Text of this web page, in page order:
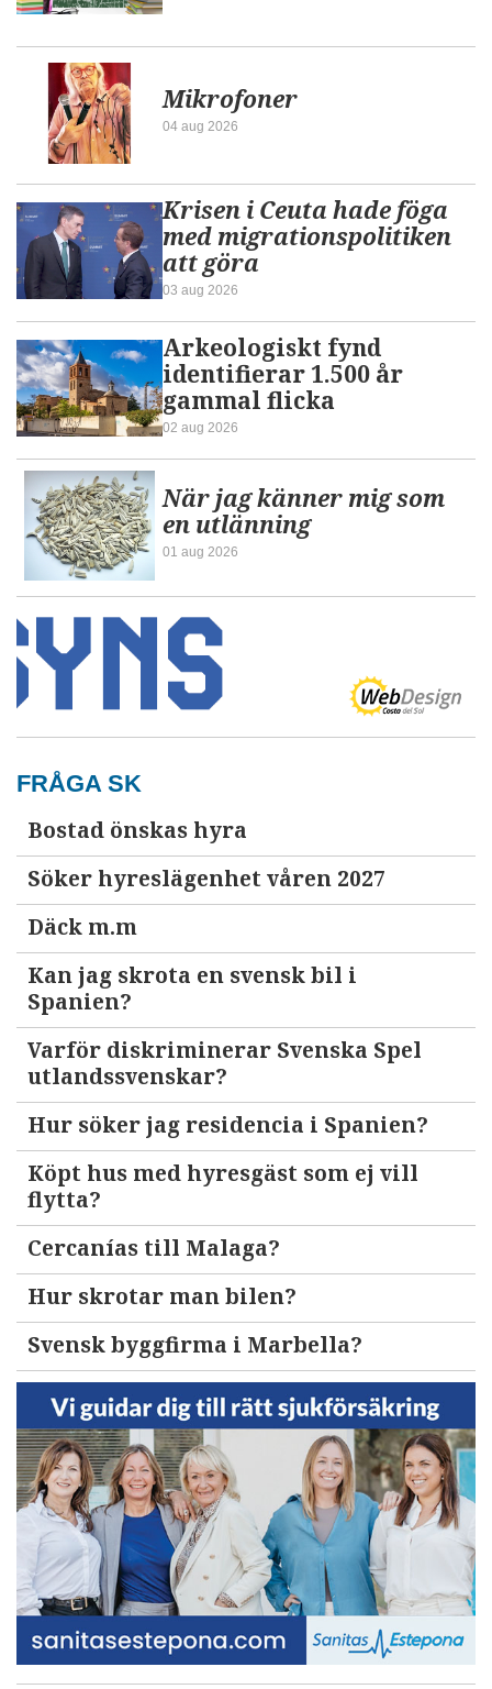
Mikrofoner
04 aug 2026
Krisen i Ceuta hade föga
med migrationspolitiken
att göra
03 aug 2026
Arkeologiskt fynd
identifierar 1.500 år
gammal flicka
02 aug 2026
När jag känner mig som
en utlänning
01 aug 2026
FRÅGA SK
Bostad önskas hyra
Söker hyreslägenhet våren 2027
Däck m.m
Kan jag skrota en svensk bil i
Spanien?
Varför diskriminerar Svenska Spel
utlandssvenskar?
Hur söker jag residencia i Spanien?
Köpt hus med hyresgäst som ej vill
flytta?
Cercanías till Malaga?
Hur skrotar man bilen?
Svensk byggfirma i Marbella?